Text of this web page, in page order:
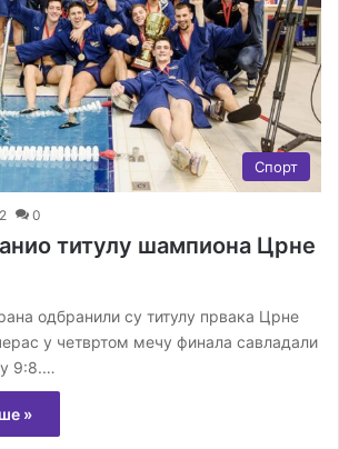
Спорт
0
титулу шампиона Црне
одбранили су титулу првака Црне
у четвртом мечу финала савладали
9:8.…
»